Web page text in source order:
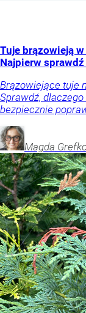
Tuje brązowieją
Najpierw
Brązowiejące tuje
Sprawdź,
bezpiecznie
Magda